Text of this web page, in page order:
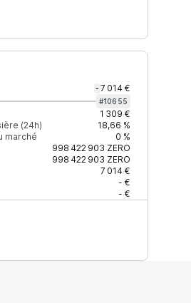
- 7 014 €
#10655
1 309 €
(24h)
18,66 %
marché
0 %
998 422 903 ZERO
998 422 903 ZERO
7 014 €
- €
- €
Confiance Mis à jour